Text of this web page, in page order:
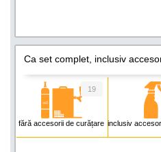
Ca set complet, inclusiv
fără accesorii de curățare
19
inclusiv